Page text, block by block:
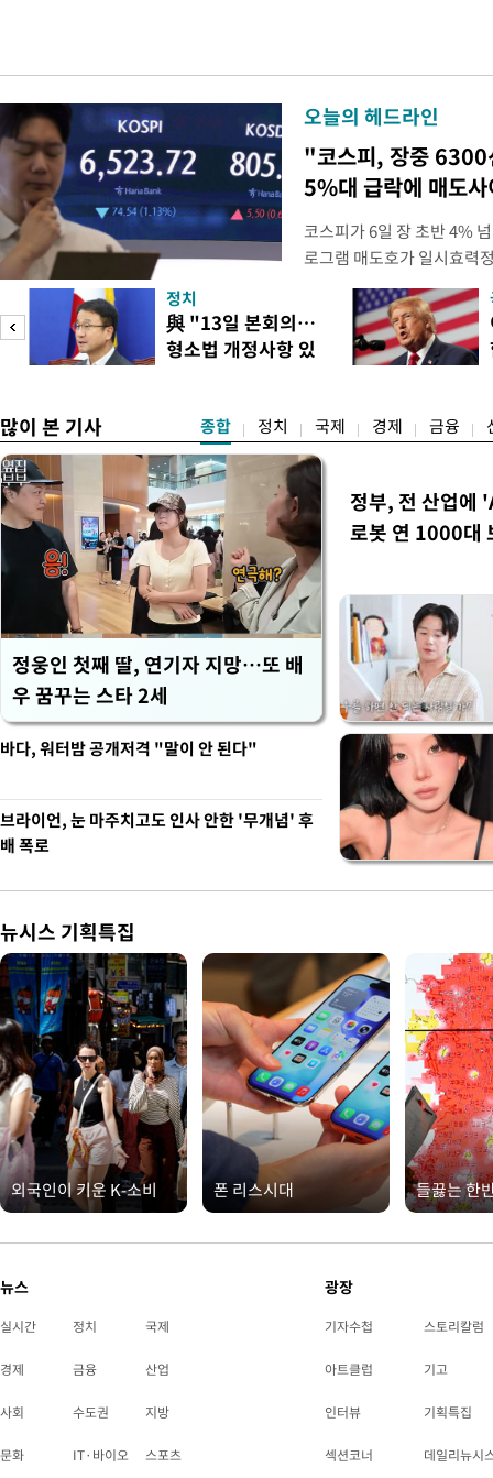
오늘의 헤드라인
"코스피, 장중 6300
5%대 급락에 매도사
코스피가 6일 장 초반 4%
로그램 매도호가 일시효력
한국거래소는 이날 오전
했다고 밝혔다. 발동 당시
대비 5.12% 급락한 987.24
스피200을 기초자산으로
정치
與 "13일 본회의…
형소법 개정사항 있
많이 본 기사 종합 정치 국제 경제 금융
정웅인 첫째 딸, 연기자 지망…또 배
우 꿈꾸는 스타 2세
정부, 전 산업
로봇 연 1000대
바다, 워터밤 공개저격 "말이 안 된다"
브라이언, 눈 마주치고도 인사 안한 '무개념' 후
배 폭로
뉴시스 기획특집
외국인이 키운 K-소비 폰 리스시대 들끓는 한
뉴스
실시간 정치 국제
경제 금융 산업
사회 수도권 지방
문화 IT·바이오 스포츠
광장
기자수첩 스토리칼럼
아트클럽 기고
인터뷰 기획특집
섹션코너 데일리뉴시